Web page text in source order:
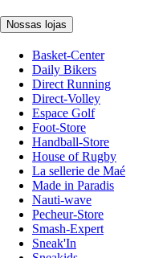
Nossas lojas
Basket-Center
Daily Bikers
Direct Running
Direct-Volley
Espace Golf
Foot-Store
Handball-Store
House of Rugby
La sellerie de Maé
Made in Paradis
Nauti-wave
Pecheur-Store
Smash-Expert
Sneak'In